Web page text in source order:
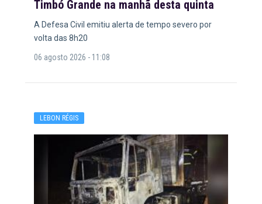
Timbó Grande na manhã desta quinta
A Defesa Civil emitiu alerta de tempo severo por
volta das 8h20
06 agosto 2026 - 11:08
LEBON RÉGIS